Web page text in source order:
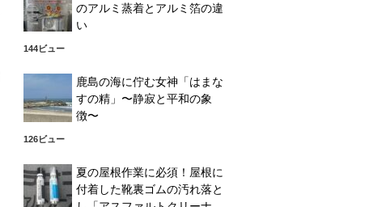
のアルミ蒸着とアルミ箔の違
い
144ビュー
鹿島の海に佇む女神「はまな
すの精」〜静寂と平和の象
徴〜
126ビュー
夏の屋根作業に必須！屋根に
付着した靴裏ゴムの汚れ落と